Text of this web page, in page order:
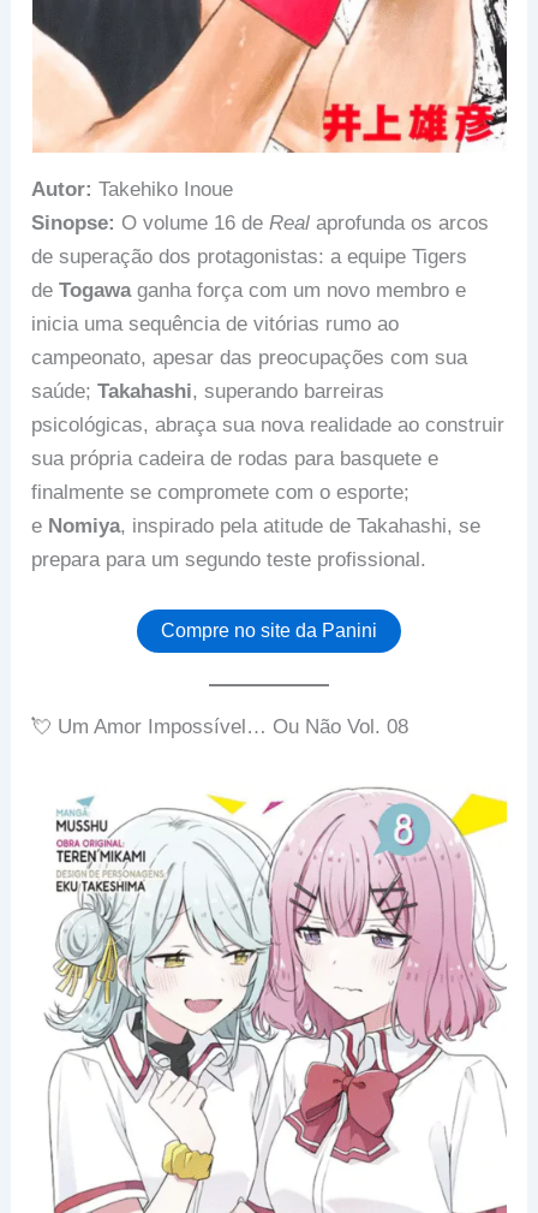
Autor: Takehiko Inoue
Sinopse: O volume 16 deReal aprofunda os arcos
de superação dos protagonistas: a equipe Tigers
deTogawaganha força com um novo membro e
inicia uma sequência de vitórias rumo ao
campeonato, apesar das preocupações com sua
saúde;Takahashi, superando barreiras
psicológicas, abraça sua nova realidade ao construir
sua própria cadeira de rodas para basquete e
finalmente se compromete com o esporte;
e Nomiya, inspirado pela atitude de Takahashi, se
prepara para um segundo teste profissional.
Compre no site da Panini
💘 Um Amor Impossível… Ou Não Vol. 08